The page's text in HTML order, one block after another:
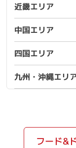
近畿エリア
中国エリア
四国エリア
九州・沖縄エリ
フード&